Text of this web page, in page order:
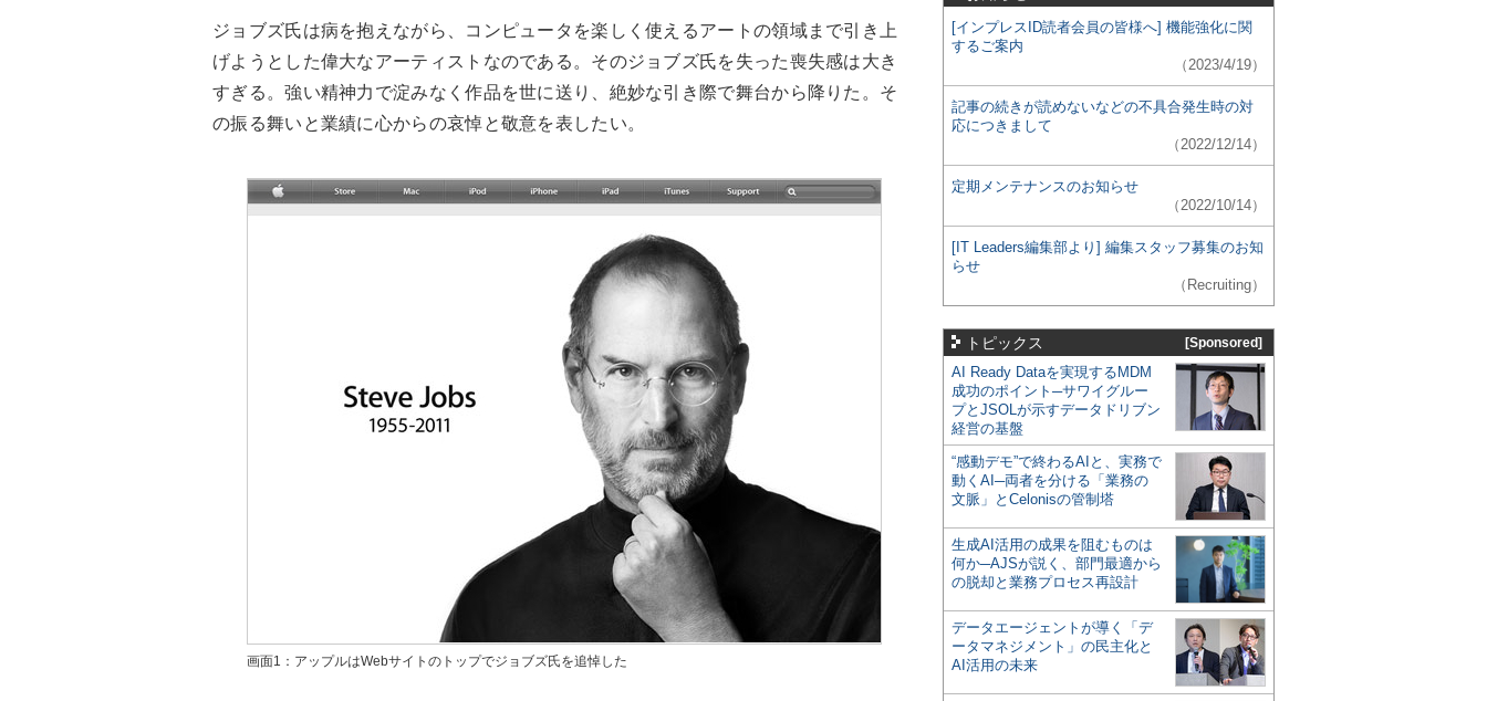
ジョブズ氏は病を抱えながら、コンピュータを楽しく使えるアートの領域まで引き上
げようとした偉大なアーティストなのである。そのジョブズ氏を失った喪失感は大き
すぎる。強い精神力で淀みなく作品を世に送り、絶妙な引き際で舞台から降りた。そ
の振る舞いと業績に心からの哀悼と敬意を表したい。
画面1：アップルはWebサイトのトップでジョブズ氏を追悼した
[インプレスID読者会員の皆様へ] 機能強化に関
するご案内
（2023/4/19）
記事の続きが読めないなどの不具合発生時の対
応につきまして
（2022/12/14）
定期メンテナンスのお知らせ
（2022/10/14）
[IT Leaders編集部より] 編集スタッフ募集のお知
らせ
（Recruiting）
トピックス [Sponsored]
AI Ready Dataを実現するMDM
成功のポイント─サワイグルー
プとJSOLが示すデータドリブン
経営の基盤
“感動デモ”で終わるAIと、実務で
動くAI─両者を分ける「業務の
文脈」とCelonisの管制塔
生成AI活用の成果を阻むものは
何か─AJSが説く、部門最適から
の脱却と業務プロセス再設計
データエージェントが導く「デ
ータマネジメント」の民主化と
AI活用の未来